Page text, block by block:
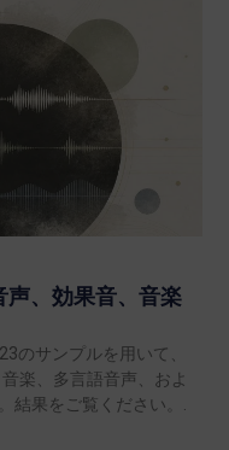
、効果音、音楽
のサンプルを用いて、
楽、多言語音声、およ
結果をご覧ください。.